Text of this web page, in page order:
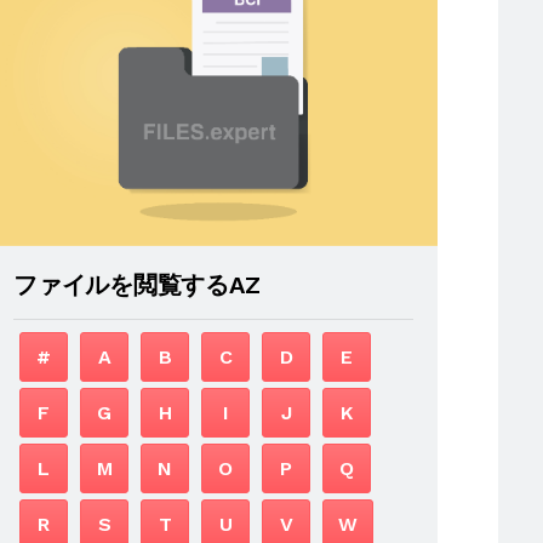
ファイルを閲覧するAZ
# A B C D E
F G H I J K
L M N O P Q
R S T U V W